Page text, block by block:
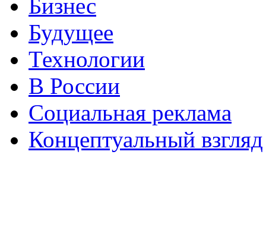
Бизнес
Будущее
Технологии
В России
Социальная реклама
Концептуальный взгляд